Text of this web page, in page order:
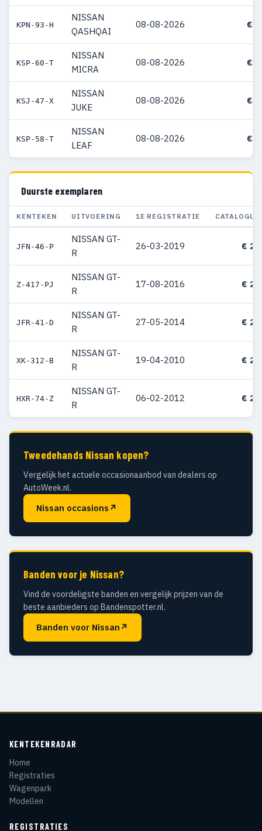
KPN-93-H
NISSAN
QASHQAI
08-08-2026 €
KSP-60-T
NISSAN
MICRA
08-08-2026 €
KSJ-47-X
NISSAN
JUKE
08-08-2026 €
KSP-58-T
NISSAN
LEAF
08-08-2026 €
Duurste exemplaren
KENTEKEN UITVOERING 1E REGISTRATIE
JFN-46-P
NISSAN GT-
R
26-03-2019 €
Z-417-PJ
NISSAN GT-
R
17-08-2016 €
JFR-41-D
NISSAN GT-
R
27-05-2014 €
XK-312-B
NISSAN GT-
R
19-04-2010 €
HXR-74-Z
NISSAN GT-
R
06-02-2012 €
Tweedehands Nissan kopen?
Vergelijk het actuele occasionaanbod van dealers op
AutoWeek.nl.
Nissan occasions ↗
Banden voor je Nissan?
Vind de voordeligste banden en vergelijk prijzen van de
beste aanbieders op Bandenspotter.nl.
Banden voor Nissan ↗
KENTEKENRADAR
Home
Registraties
Wagenpark
Modellen
REGISTRATIES